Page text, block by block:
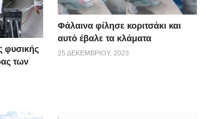
φυσικής
των
Φάλαινα φίλησε κοριτσάκι και
αυτό έβαλε τα κλάματα
25 ΔΕΚΕΜΒΡΊΟΥ, 2023